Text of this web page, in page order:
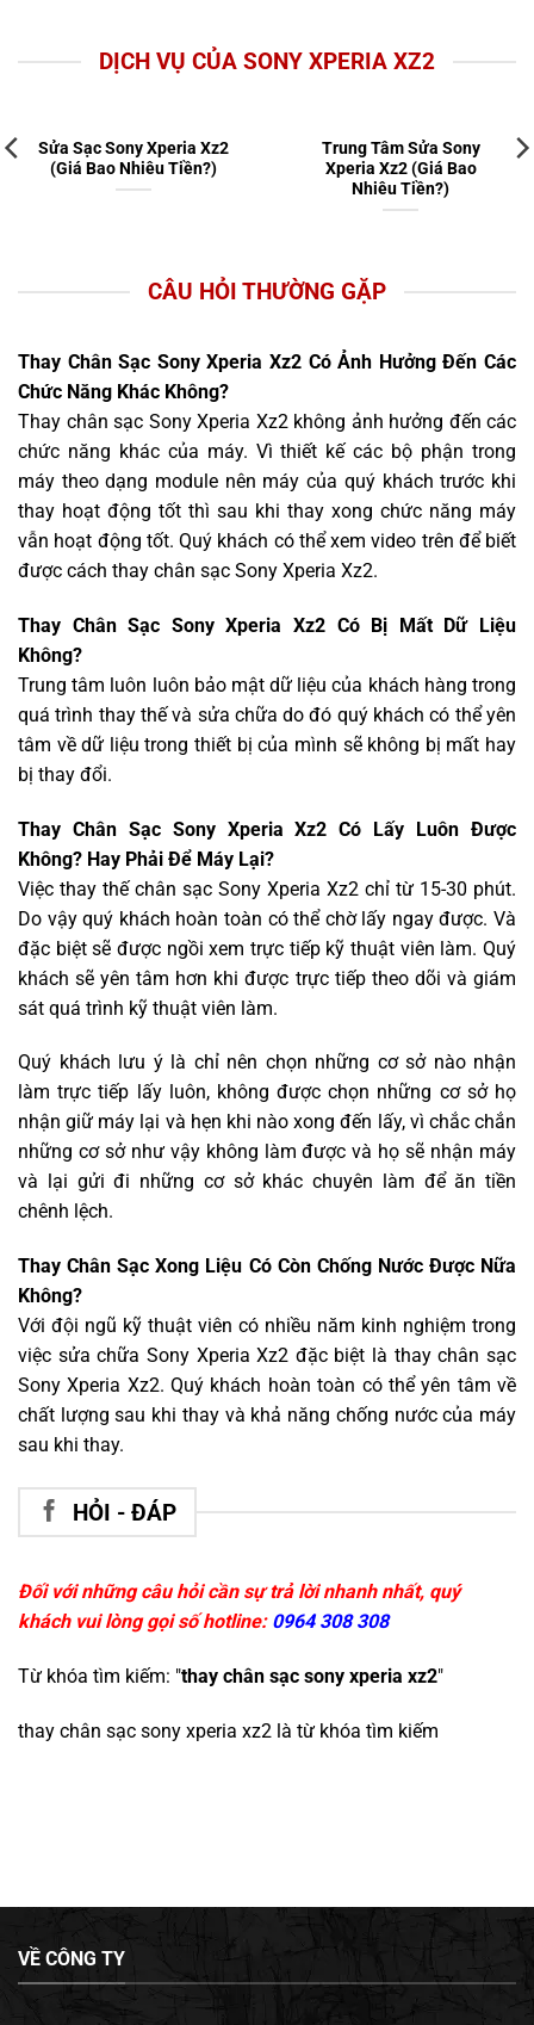
DỊCH VỤ CỦA SONY XPERIA XZ2
Sửa Sạc Sony Xperia Xz2
(Giá Bao Nhiêu Tiền?)
Trung Tâm Sửa Sony
Xperia Xz2 (Giá Bao
Nhiêu Tiền?)
CÂU HỎI THƯỜNG GẶP
Thay Chân Sạc Sony Xperia Xz2 Có Ảnh Hưởng Đến Các
Chức Năng Khác Không?
Thay chân sạc Sony Xperia Xz2 không ảnh hưởng đến các
chức năng khác của máy. Vì thiết kế các bộ phận trong
máy theo dạng module nên máy của quý khách trước khi
thay hoạt động tốt thì sau khi thay xong chức năng máy
vẫn hoạt động tốt. Quý khách có thể xem video trên để biết
được cách thay chân sạc Sony Xperia Xz2.
Thay Chân Sạc Sony Xperia Xz2 Có Bị Mất Dữ Liệu
Không?
Trung tâm luôn luôn bảo mật dữ liệu của khách hàng trong
quá trình thay thế và sửa chữa do đó quý khách có thể yên
tâm về dữ liệu trong thiết bị của mình sẽ không bị mất hay
bị thay đổi.
Thay Chân Sạc Sony Xperia Xz2 Có Lấy Luôn Được
Không? Hay Phải Để Máy Lại?
Việc thay thế chân sạc Sony Xperia Xz2 chỉ từ 15-30 phút.
Do vậy quý khách hoàn toàn có thể chờ lấy ngay được. Và
đặc biệt sẽ được ngồi xem trực tiếp kỹ thuật viên làm. Quý
khách sẽ yên tâm hơn khi được trực tiếp theo dõi và giám
sát quá trình kỹ thuật viên làm.
Quý khách lưu ý là chỉ nên chọn những cơ sở nào nhận
làm trực tiếp lấy luôn, không được chọn những cơ sở họ
nhận giữ máy lại và hẹn khi nào xong đến lấy, vì chắc chắn
những cơ sở như vậy không làm được và họ sẽ nhận máy
và lại gửi đi những cơ sở khác chuyên làm để ăn tiền
chênh lệch.
Thay Chân Sạc Xong Liệu Có Còn Chống Nước Được Nữa
Không?
Với đội ngũ kỹ thuật viên có nhiều năm kinh nghiệm trong
việc sửa chữa Sony Xperia Xz2 đặc biệt là thay chân sạc
Sony Xperia Xz2. Quý khách hoàn toàn có thể yên tâm về
chất lượng sau khi thay và khả năng chống nước của máy
sau khi thay.
HỎI - ĐÁP
Đối với những câu hỏi cần sự trả lời nhanh nhất, quý
khách vui lòng gọi số hotline: 0964 308 308
Từ khóa tìm kiếm: "thay chân sạc sony xperia xz2"
thay chân sạc sony xperia xz2 là từ khóa tìm kiếm
VỀ CÔNG TY